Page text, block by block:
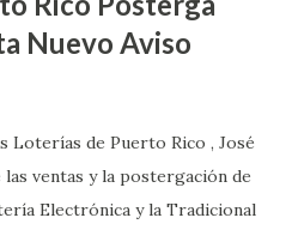
Nuevo Aviso
Loterías de Puerto Rico , José
ventas y la postergación de
Electrónica y la Tradicional